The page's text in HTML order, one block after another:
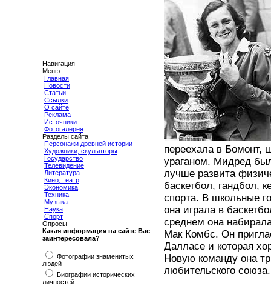
Навигация
Меню
Главная
Новости
Статьи
Ссылки
О сайте
Реклама
Источники
Фотогалерея
Разделы сайта
Персонажи древней истории
Художники, скульпторы
Государство
Телевидение
Литература
Кино, театр
Экономика
Техника
Музыка
Наука
Спорт
Опросы
Какая информация на сайте Вас
заинтересовала?
Фотографии знаменитых
людей
Биографии исторических
личностей
переехала в Бомонт,
ураганом. Мидред
лучше развита
баскетбол, гандбол,
спорта. В школьные
она играла в
среднем она
Мак Комбс. Он
Далласе и которая
Новую команду она
любительского союза.